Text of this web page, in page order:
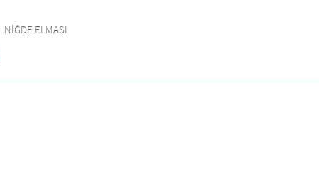
NİĞDE ELMASI